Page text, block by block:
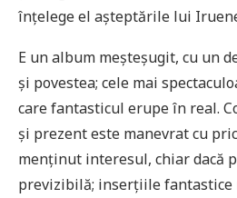
înțelege el așteptările lui
E un album meșteșugit, cu un
și povestea; cele mai
care fantasticul erupe în real.
și prezent este manevrat cu
menținut interesul, chiar dacă
previzibilă; inserțiile fantastice